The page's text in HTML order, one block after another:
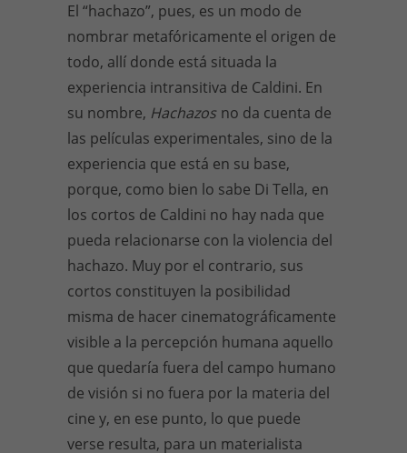
El “hachazo”, pues, es un modo de
nombrar metafóricamente el origen de
todo, allí donde está situada la
experiencia intransitiva de Caldini. En
su nombre, Hachazos no da cuenta de
las películas experimentales, sino de la
experiencia que está en su base,
porque, como bien lo sabe Di Tella, en
los cortos de Caldini no hay nada que
pueda relacionarse con la violencia del
hachazo. Muy por el contrario, sus
cortos constituyen la posibilidad
misma de hacer cinematográficamente
visible a la percepción humana aquello
que quedaría fuera del campo humano
de visión si no fuera por la materia del
cine y, en ese punto, lo que puede
verse resulta, para un materialista